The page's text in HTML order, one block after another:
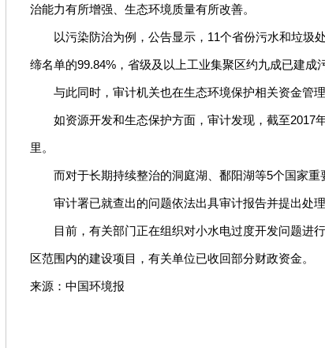
治能力有所增强、生态环境质量有所改善。
以污染防治为例，公告显示，11个省份污水和垃圾处
缔名单的99.84%，省级及以上工业集聚区约九成已建成
与此同时，审计机关也在生态环境保护相关资金管理
如资源开发和生态保护方面，审计发现，截至2017年
里。
而对于长期持续整治的洞庭湖、鄱阳湖等5个国家重
审计署已就查出的问题依法出具审计报告并提出处理
目前，有关部门正在组织对小水电过度开发问题进行
区范围内的建设项目，有关单位已收回部分财政资金。
来源：中国环境报